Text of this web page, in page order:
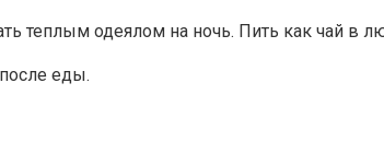
теплым одеялом на ночь. Пить как чай в
еды.